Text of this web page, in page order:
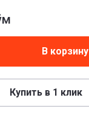
В корзину
Купить в 1 клик